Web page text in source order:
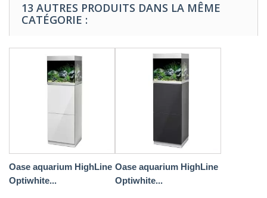
13 AUTRES PRODUITS DANS LA MÊME
CATÉGORIE :
Oase aquarium HighLine
Optiwhite...
Oase aquarium HighLine
Optiwhite...